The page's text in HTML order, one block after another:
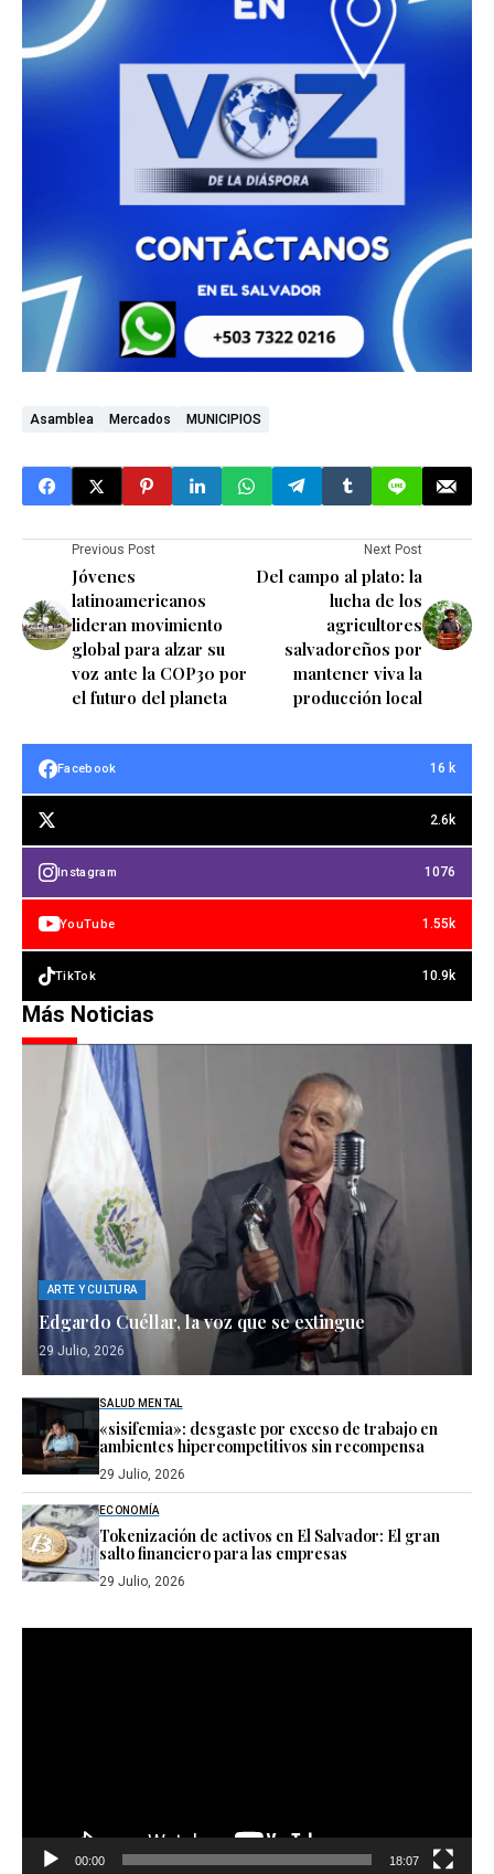
Asamblea Mercados MUNICIPIOS
Previous Post
Jóvenes
latinoamericanos
lideran movimiento
global para alzar su
voz ante la COP30 por
el futuro del planeta
Next Post
Del campo al plato: la
lucha de los
agricultores
salvadoreños por
mantener viva la
producción local
Facebook 16 k
2.6k
Instagram 1076
YouTube 1.55k
TikTok 10.9k
Más Noticias
ARTE Y CULTURA
Edgardo Cuéllar, la voz que se extingue
29 Julio, 2026
SALUD MENTAL
«sisifemia»: desgaste por exceso de trabajo en
ambientes hipercompetitivos sin recompensa
29 Julio, 2026
ECONOMÍA
Tokenización de activos en El Salvador: El gran
salto financiero para las empresas
29 Julio, 2026
00:00 18:07